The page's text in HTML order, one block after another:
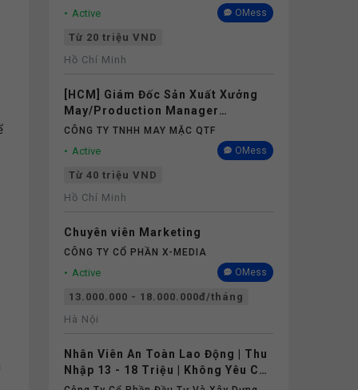
Active OMess
Từ 20 triệu VND
Hồ Chí Minh
[HCM] Giám Đốc Sản Xuất Xưởng
May/Production Manager
(Garments) - Lương 40M+
CÔNG TY TNHH MAY MẶC QTF
Active OMess
Từ 40 triệu VND
Hồ Chí Minh
Chuyên viên Marketing
CÔNG TY CỔ PHẦN X-MEDIA
Active OMess
13.000.000 - 18.000.000đ/tháng
Hà Nội
Nhân Viên An Toàn Lao Động | Thu
Nhập 13 - 18 Triệu | Không Yêu Cầu
Kinh Nghiệm